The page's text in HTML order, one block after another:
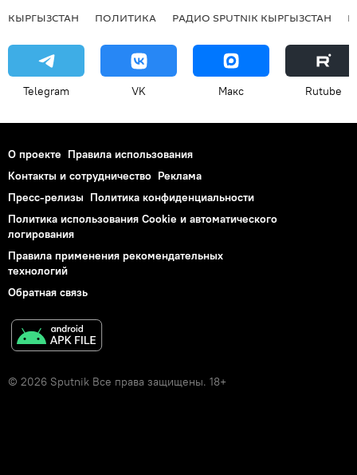
КЫРГЫЗСТАН ПОЛИТИКА РАДИО SPUTNIK КЫРГЫЗСТАН
Telegram VK Макс Rutube
О проекте Правила использования
Контакты и сотрудничество Реклама
Пресс-релизы Политика конфиденциальности
Политика использования Cookie и автоматического
логирования
Правила применения рекомендательных
технологий
Обратная связь
© 2026 Sputnik Все права защищены. 18+